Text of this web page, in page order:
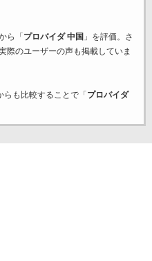
ら「プロバイダ 中国 」を評価。さ
際のユーザーの声も掲載していま
らも比較することで「プロバイダ